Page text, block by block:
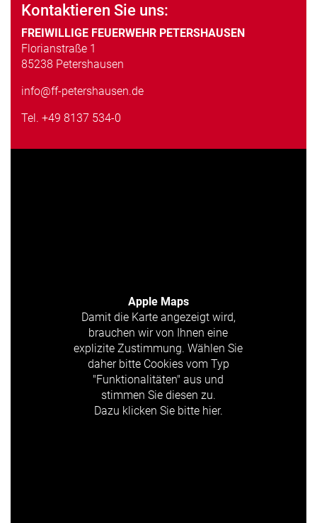
Kontaktieren Sie uns:
FREIWILLIGE FEUERWEHR PETERSHAUSEN
Florianstraße 1
85238 Petershausen
info@ff-petershausen.de
Tel. +49 8137 534-0
Apple Maps
Damit die Karte angezeigt wird,
brauchen wir von Ihnen eine
explizite Zustimmung. Wählen Sie
daher bitte Cookies vom Typ
"Funktionalitäten" aus und
stimmen Sie diesen zu.
Dazu klicken Sie bitte hier.